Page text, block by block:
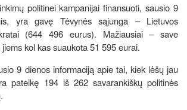
politinei kampanijai finansuoti, sausio 9
yra gavę Tėvynės sąjunga – Lietuvos
(644 496 eurus). Mažiausiai – save
kol kas suaukota 51 595 eurai.
9 dienos informaciją apie tai, kiek lėšų jau
pateikę 194 iš 262 savarankiškų politinės